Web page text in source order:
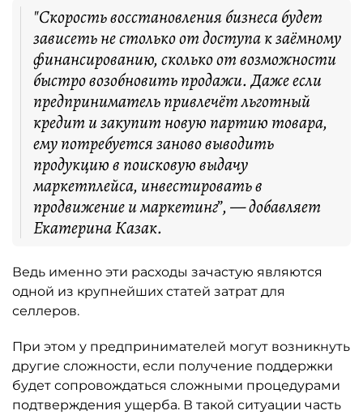
"Скорость восстановления бизнеса будет
зависеть не столько от доступа к заёмному
финансированию, сколько от возможности
быстро возобновить продажи. Даже если
предприниматель привлечёт льготный
кредит и закупит новую партию товара,
ему потребуется заново выводить
продукцию в поисковую выдачу
маркетплейса, инвестировать в
продвижение и маркетинг”, — добавляет
Екатерина Казак.
Ведь именно эти расходы зачастую являются
одной из крупнейших статей затрат для
селлеров.
При этом у предпринимателей могут возникнуть
другие сложности, если получение поддержки
будет сопровождаться сложными процедурами
подтверждения ущерба. В такой ситуации часть